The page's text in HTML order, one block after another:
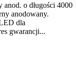
o długości 4000
anodowany.
dla
gwarancji...